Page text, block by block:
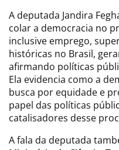
A deputada Jandira
colar a democracia no
inclusive emprego,
históricas no Brasil,
afirmando políticas
Ela evidencia como a
busca por equidade e
papel das políticas
catalisadores desse
A fala da deputada